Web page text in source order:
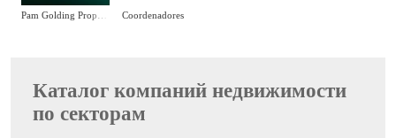
Coordenadores
Каталог компаний недвижимости
по секторам